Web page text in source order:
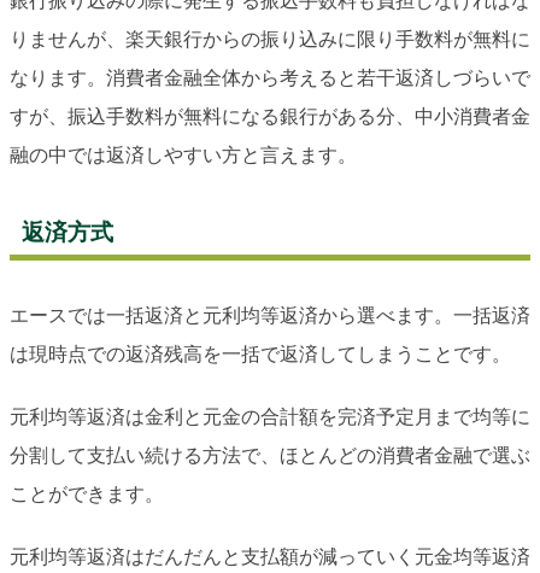
りませんが、楽天銀行からの振り込みに限り手数料が無料に
なります。消費者金融全体から考えると若干返済しづらいで
すが、振込手数料が無料になる銀行がある分、中小消費者金
融の中では返済しやすい方と言えます。
返済方式
エースでは一括返済と元利均等返済から選べます。一括返済
は現時点での返済残高を一括で返済してしまうことです。
元利均等返済は金利と元金の合計額を完済予定月まで均等に
分割して支払い続ける方法で、ほとんどの消費者金融で選ぶ
ことができます。
元利均等返済はだんだんと支払額が減っていく元金均等返済